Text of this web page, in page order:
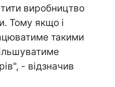
виробництво
Тому якщо і
такими
- відзначив